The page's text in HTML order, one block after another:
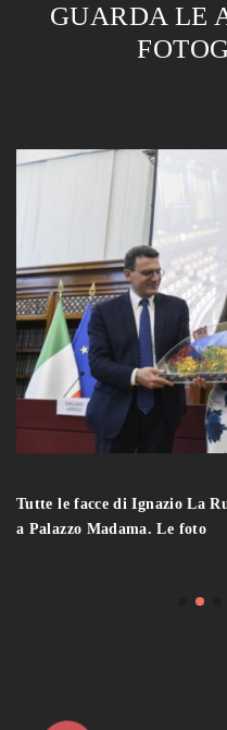
GUARDA LE
Tutte le facce di Ignazio La
a Palazzo Madama. Le foto